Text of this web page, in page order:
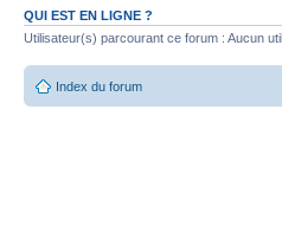
QUI EST EN LIGNE ?
Utilisateur(s) parcourant ce forum : Aucun
Index du forum